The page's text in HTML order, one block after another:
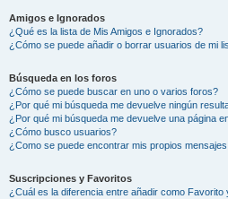
Amigos e Ignorados
¿Qué es la lista de Mis Amigos e Ignorados?
¿Cómo se puede añadir o borrar usuarios de mi
Búsqueda en los foros
¿Cómo se puede buscar en uno o varios foros?
¿Por qué mi búsqueda me devuelve ningún
¿Por qué mi búsqueda me devuelve una página
¿Cómo busco usuarios?
¿Como se puede encontrar mis propios
Suscripciones y Favoritos
¿Cuál es la diferencia entre añadir como